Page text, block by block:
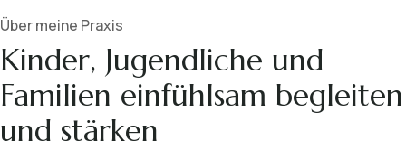
Über meine Praxis
Kinder, Jugendliche und
Familien einfühlsam begleiten
und stärken